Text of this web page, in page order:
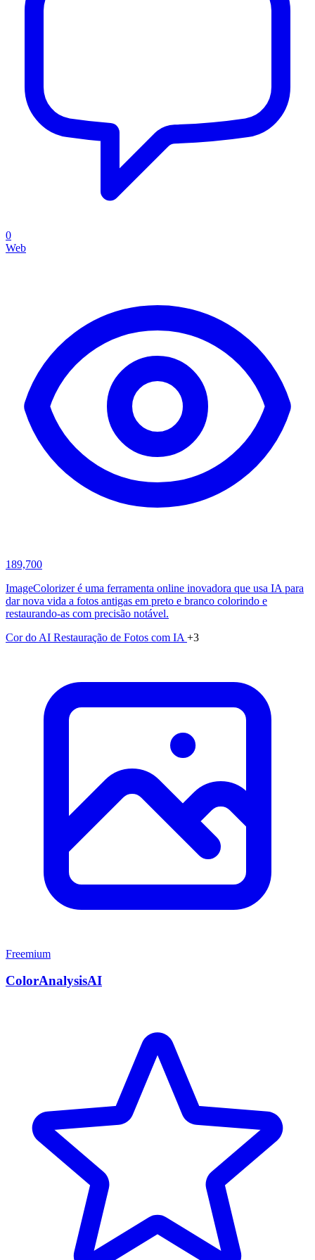
0
Web
189,700
ImageColorizer é uma ferramenta online inovadora que usa IA para
dar nova vida a fotos antigas em preto e branco colorindo e
restaurando-as com precisão notável.
Cor do AI Restauração de Fotos com IA +3
Freemium
ColorAnalysisAI